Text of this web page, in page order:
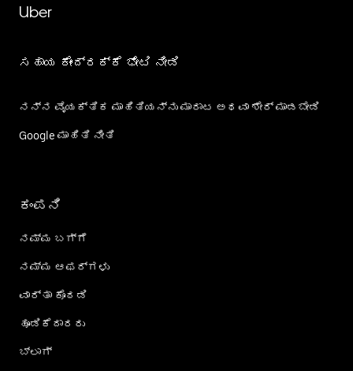
Uber
ಸಹಾಯ ಕೇಂದ್ರಕ್ಕೆ ಭೇಟಿ ನೀಡಿ
ನನ್ನ ವೈಯಕ್ತಿಕ ಮಾಹಿತಿಯನ್ನು ಮಾರಾಟ ಅಥವಾ ಶೇರ್‌ ಮಾಡಬೇಡಿ
Google ಮಾಹಿತಿ ನೀತಿ
ಕಂಪನಿ
ನಮ್ಮ ಬಗ್ಗೆ
ನಮ್ಮ ಆಫರ್‌ಗಳು
ವಾರ್ತಾ ಕೊಠಡಿ
ಹೂಡಿಕೆದಾರರು
ಬ್ಲಾಗ್